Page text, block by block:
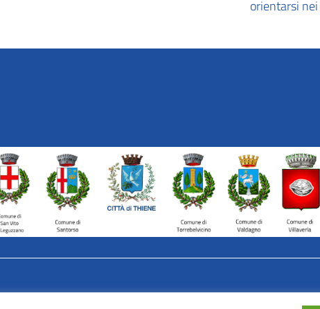
orientarsi
AVATAR – Alleanza Territoriale per Azioni in